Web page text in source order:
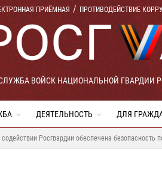
ПРИЁМНАЯ ПРОТИВОДЕЙСТВИЕ
ВОЙСК НАЦИОНАЛЬНОЙ ГВАРДИИ
ДЕЯТЕЛЬНОСТЬ ДЛЯ
Росгвардии обеспечена безопасность